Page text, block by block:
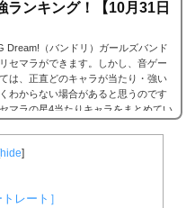
ランキング！【10月31日
Dream!（バンドリ）ガールズバンド
セマラができます。しかし、音ゲー
は、正直どのキャラが当たり・強い
わからない場合があると思うのです
マラの星4当たりキャラをまとめてい
リンクで。2023年9月29日更新バン
前に、バンドリ！ガルパにおける...
[hide]
レート］